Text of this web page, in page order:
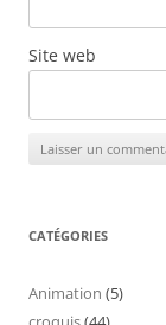
Site web
CATÉGORIES
Animation (5)